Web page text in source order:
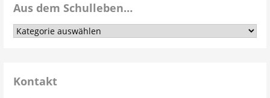
Aus dem Schulleben…
Aus
Kontakt